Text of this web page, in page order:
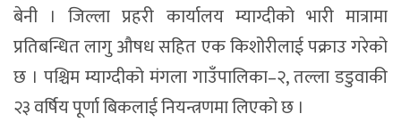
बेनी । जिल्ला प्रहरी कार्यालय म्याग्दीको भारी मात्रामा
प्रतिबन्धित लागु औषध सहित एक किशोरीलाई पक्राउ गरेको
छ । पश्चिम म्याग्दीको मंगला गाउँपालिका–२, तल्ला डडुवाकी
२३ वर्षिय पूर्णा बिकलाई नियन्त्रणमा लिएको छ ।